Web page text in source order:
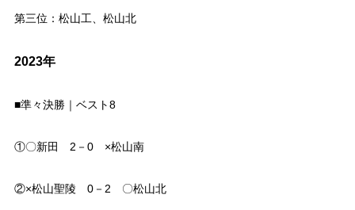
第三位：松山工、松山北
2023年
■準々決勝｜ベスト8
①〇新田 2－0 ×松山南
②×松山聖陵 0－2 〇松山北